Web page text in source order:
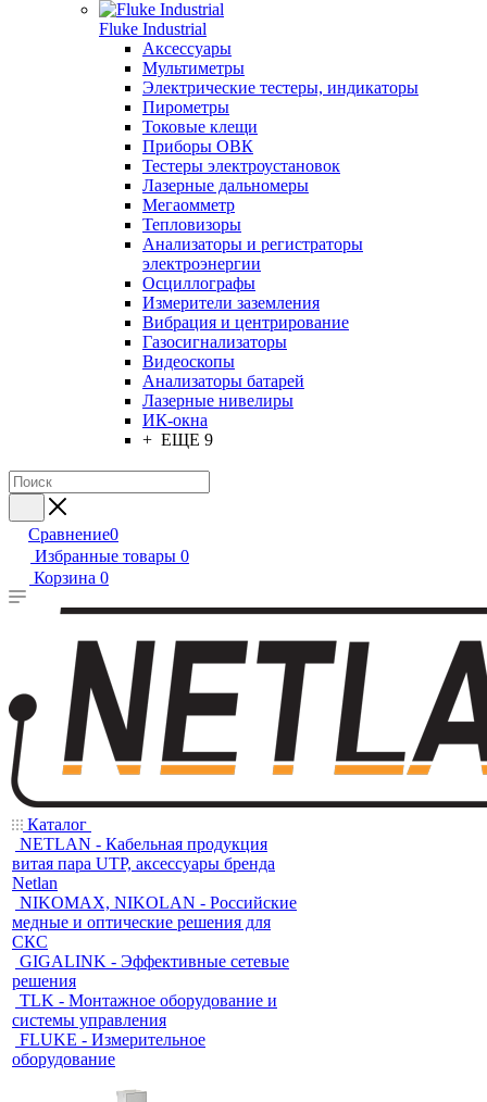
Fluke Industrial
Аксессуары
Мультиметры
Электрические тестеры, индикаторы
Пирометры
Токовые клещи
Приборы ОВК
Тестеры электроустановок
Лазерные дальномеры
Мегаомметр
Тепловизоры
Анализаторы и регистраторы
электроэнергии
Осциллографы
Измерители заземления
Вибрация и центрирование
Газосигнализаторы
Видеоскопы
Анализаторы батарей
Лазерные нивелиры
ИК-окна
+ ЕЩЕ 9
Сравнение0
Избранные товары 0
Корзина 0
Каталог
NETLAN - Кабельная продукция
витая пара UTP, аксессуары бренда
Netlan
NIKOMAX, NIKOLAN - Российские
медные и оптические решения для
СКС
GIGALINK - Эффективные сетевые
решения
TLK - Монтажное оборудование и
системы управления
FLUKE - Измерительное
оборудование